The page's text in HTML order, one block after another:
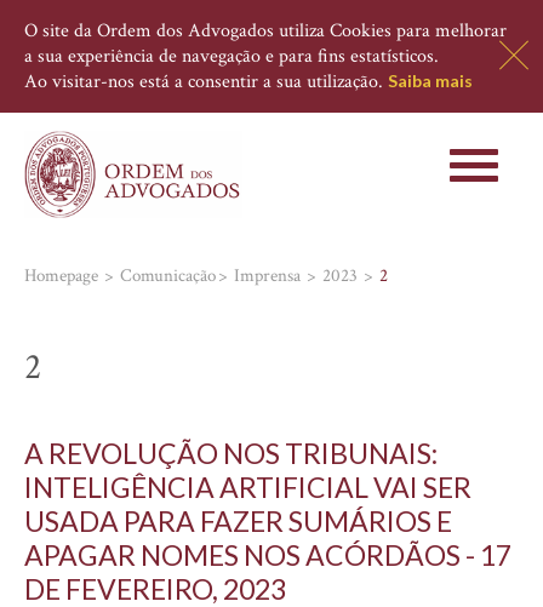
O site da Ordem dos Advogados utiliza Cookies para melhorar
a sua experiência de navegação e para fins estatísticos.
Ao visitar-nos está a consentir a sua utilização. Saiba mais
Toggle
Homepage Comunicação Imprensa 2023 2
2
A REVOLUÇÃO NOS TRIBUNAIS:
INTELIGÊNCIA ARTIFICIAL VAI SER
USADA PARA FAZER SUMÁRIOS E
APAGAR NOMES NOS ACÓRDÃOS - 17
DE FEVEREIRO, 2023